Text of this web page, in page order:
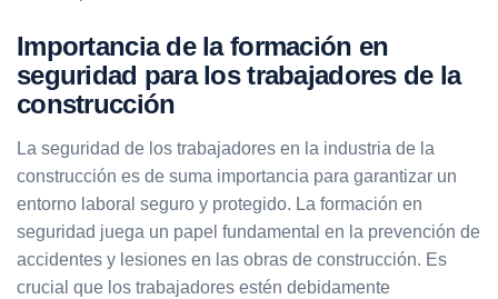
Importancia de la formación en
seguridad para los trabajadores de la
construcción
La seguridad de los trabajadores en la industria de la
construcción es de suma importancia para garantizar un
entorno laboral seguro y protegido. La formación en
seguridad juega un papel fundamental en la prevención de
accidentes y lesiones en las obras de construcción. Es
crucial que los trabajadores estén debidamente